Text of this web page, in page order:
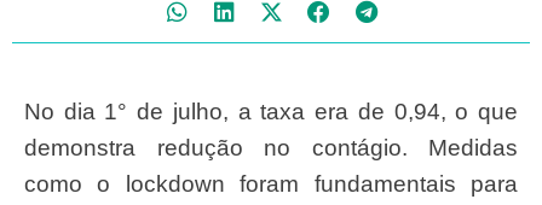
No dia 1° de julho, a taxa era de 0,94, o que
demonstra redução no contágio. Medidas
como o lockdown foram fundamentais para